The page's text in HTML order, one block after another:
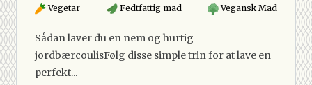
Vegetar Fedtfattig mad Vegansk Mad
Sådan laver du en nem og hurtig
jordbærcoulisFølg disse simple trin for at lave en
perfekt...